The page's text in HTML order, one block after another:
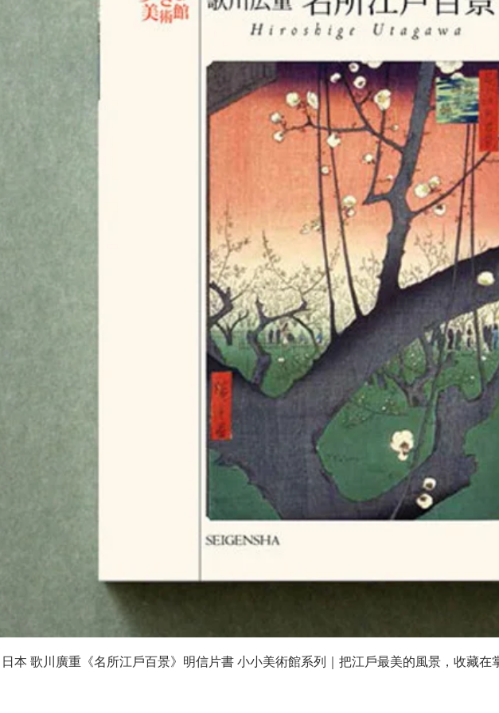
快速瀏覽
本 歌川廣重《名所江戶百景》明信片書 小小美術館系列｜把江戶最美的風景，收藏在